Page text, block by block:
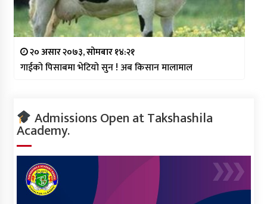
२० असार २०७३, सोमबार १४:२१
गाईको पिसाबमा भेटियो सुन ! अब किसान मालामाल
Admissions Open at Takshashila
Academy.